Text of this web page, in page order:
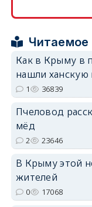
Читаемое
Как в Крыму в
нашли ханскую
1 36839
Пчеловод
мёд
2 23646
В Крыму этой
жителей
0 17068